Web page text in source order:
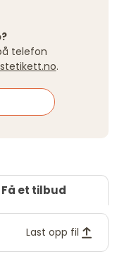
telefon
.
Få et tilbud
Last opp fil